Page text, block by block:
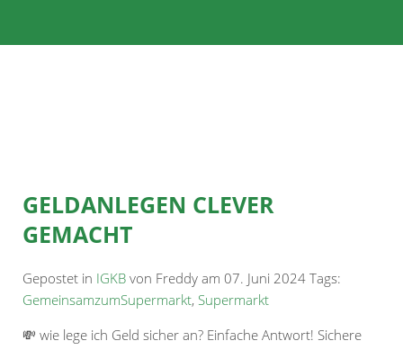
GELDANLEGEN CLEVER
GEMACHT
Gepostet in IGKB von Freddy am 07. Juni 2024 Tags:
GemeinsamzumSupermarkt, Supermarkt
💸 wie lege ich Geld sicher an? Einfache Antwort! Sichere